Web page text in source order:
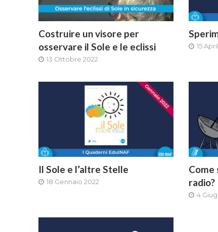
Costruire un visore per
osservare il Sole e le eclissi
13 Ottobre 2022
15
Il Sole e l’altre Stelle
18 Gennaio 2022
Come
radio?
4